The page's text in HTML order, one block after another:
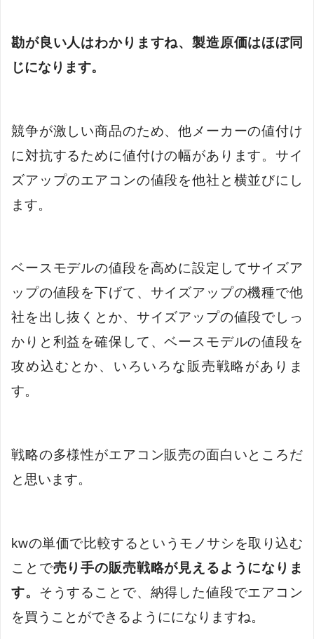
勘が良い人はわかりますね、製造原価はほぼ同
じになります。
競争が激しい商品のため、他メーカーの値付け
に対抗するために値付けの幅があります。サイ
ズアップのエアコンの値段を他社と横並びにし
ます。
ベースモデルの値段を高めに設定してサイズア
ップの値段を下げて、サイズアップの機種で他
社を出し抜くとか、サイズアップの値段でしっ
かりと利益を確保して、ベースモデルの値段を
攻め込むとか、いろいろな販売戦略がありま
す。
戦略の多様性がエアコン販売の面白いところだ
と思います。
kwの単価で比較するというモノサシを取り込む
ことで売り手の販売戦略が見えるようになりま
す。 そうすることで、納得した値段でエアコン
を買うことができるようにになりますね。